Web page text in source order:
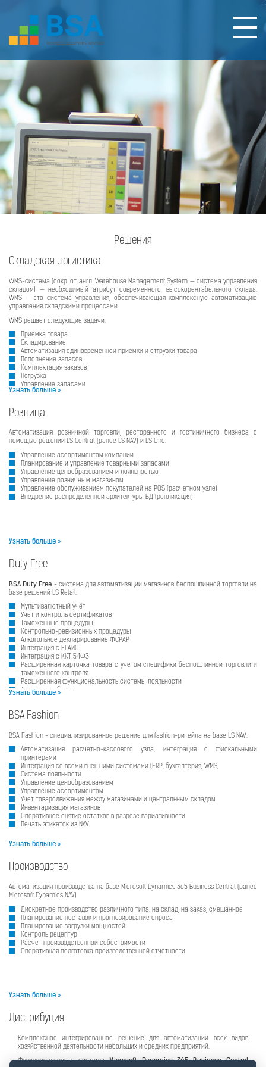
Решения
Складская логистика
WMS-система (сокр. от англ. Warehouse Management System — система управления
складом) — необходимый атрибут современного, высокорентабельного склада.
WMS — это система управления, обеспечивающая комплексную автоматизацию
управления складскими процессами.
WMS решает следующие задачи:
Приемка товара
Складирование
Автоматизация единовременной приемки и отгрузки товара
Пополнение запасов
Комплектация заказов
Погрузка
Управление запасами
Управление заданиями персоналу
Узнать больше »
Розница
Автоматизация розничной торговли, ресторанного и гостиничного бизнеса с
помощью решений LS Central (ранее LS NAV) и LS One.
Управление ассортиментом компании
Планирование и управление товарными запасами
Управление ценообразованием и лояльностью
Управление розничным магазином
Управление обслуживанием покупателей на POS (расчетном узле)
Внедрение распределённой архитектуры БД (репликация)
Узнать больше »
Duty Free
BSA Duty Free - система для автоматизации магазинов беспошлинной торговли на
базе решений LS Retail.
Мультивалютный учёт
Учёт и контроль сертификатов
Таможенные процедуры
Контрольно-ревизионных процедуры
Алкогольное декларирование ФСРАР
Интеграция с ЕГАИС
Интеграция с ККТ 54ФЗ
Расширенная карточка товара с учетом специфики беспошлинной торговли и
таможенного контроля
Расширенная функциональность системы лояльности
Торговля на борту
Узнать больше »
BSA Fashion
BSA Fashion - специализированное решение для fashion-ритейла на базе LS NAV.
Автоматизация расчетно-кассового узла, интеграция с фискальными
принтерами
Интеграция со всеми внешними системами (ERP, бухгалтерия, WMS)
Система лояльности
Управление ценообразованием
Управление ассортиментом
Учет товародвижения между магазинами и центральным складом
Инвентаризация магазинов
Оперативное снятие остатков в разрезе вариативности
Печать этикеток из NAV
Узнать больше »
Производство
Автоматизация производства на базе Microsoft Dynamics 365 Business Central (ранее
Microsoft Dynamics NAV)
Дискретное производство различного типа: на склад, на заказ, смешанное
Планирование поставок и прогнозирование спроса
Планирование загрузки мощностей
Контроль рецептур
Расчёт производственной себестоимости
Оперативная подготовка производственной отчетности
Узнать больше »
Дистрибуция
Комплексное интегрированное решение для автоматизации всех видов
хозяйственной деятельности небольших и средних предприятий.
Функциональность системыMicrosoft Dynamics 365 Business Central